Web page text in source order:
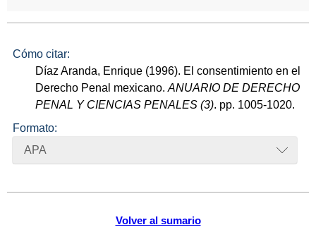
Volver al sumario
Cómo citar:
Díaz Aranda, Enrique (1996). El consentimiento en el
Derecho Penal mexicano.ANUARIO DE DERECHO
PENAL Y CIENCIAS PENALES (3). pp. 1005-1020.
Formato:
APA